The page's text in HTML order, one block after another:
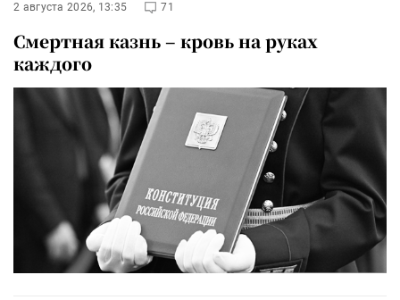
2 августа 2026, 13:35 71
Смертная казнь – кровь на руках
каждого